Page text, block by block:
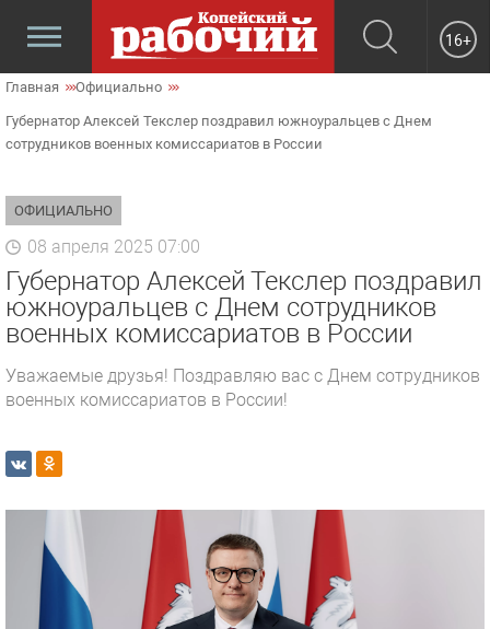
16+
Главная Официально
Губернатор Алексей Текслер поздравил южноуральцев с Днем
сотрудников военных комиссариатов в России
ОФИЦИАЛЬНО
08 апреля 2025 07:00
Губернатор Алексей Текслер поздравил
южноуральцев с Днем сотрудников
военных комиссариатов в России
Уважаемые друзья! Поздравляю вас с Днем сотрудников
военных комиссариатов в России!